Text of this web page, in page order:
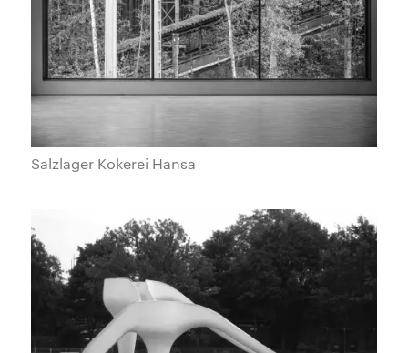
Salzlager Kokerei Hansa